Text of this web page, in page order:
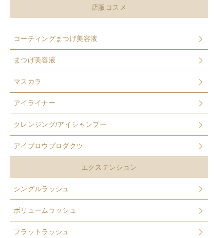
店販コスメ
コーティングまつげ美容液
まつげ美容液
マスカラ
アイライナー
クレンジング/アイシャンプー
アイブロウプロダクツ
エクステンション
シングルラッシュ
ボリュームラッシュ
フラットラッシュ